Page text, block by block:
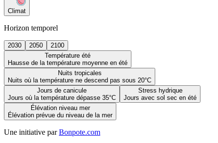
Climat
Horizon temporel
2030 2050
2100
Température été
Hausse de la température moyenne en été
Nuits tropicales
Nuits où la température ne descend pas sous 20°C
Jours de canicule
Jours où la température dépasse 35°C
Stress hydrique
Jours avec sol sec en été
Élévation niveau mer
Élévation prévue du niveau de la mer
Une initiative par Bonpote.com